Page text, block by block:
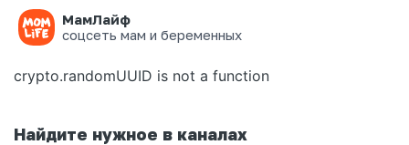
МамЛайф
соцсеть мам и беременных
Ошибка на странице
crypto.randomUUID is not a function
Найдите нужное в каналах